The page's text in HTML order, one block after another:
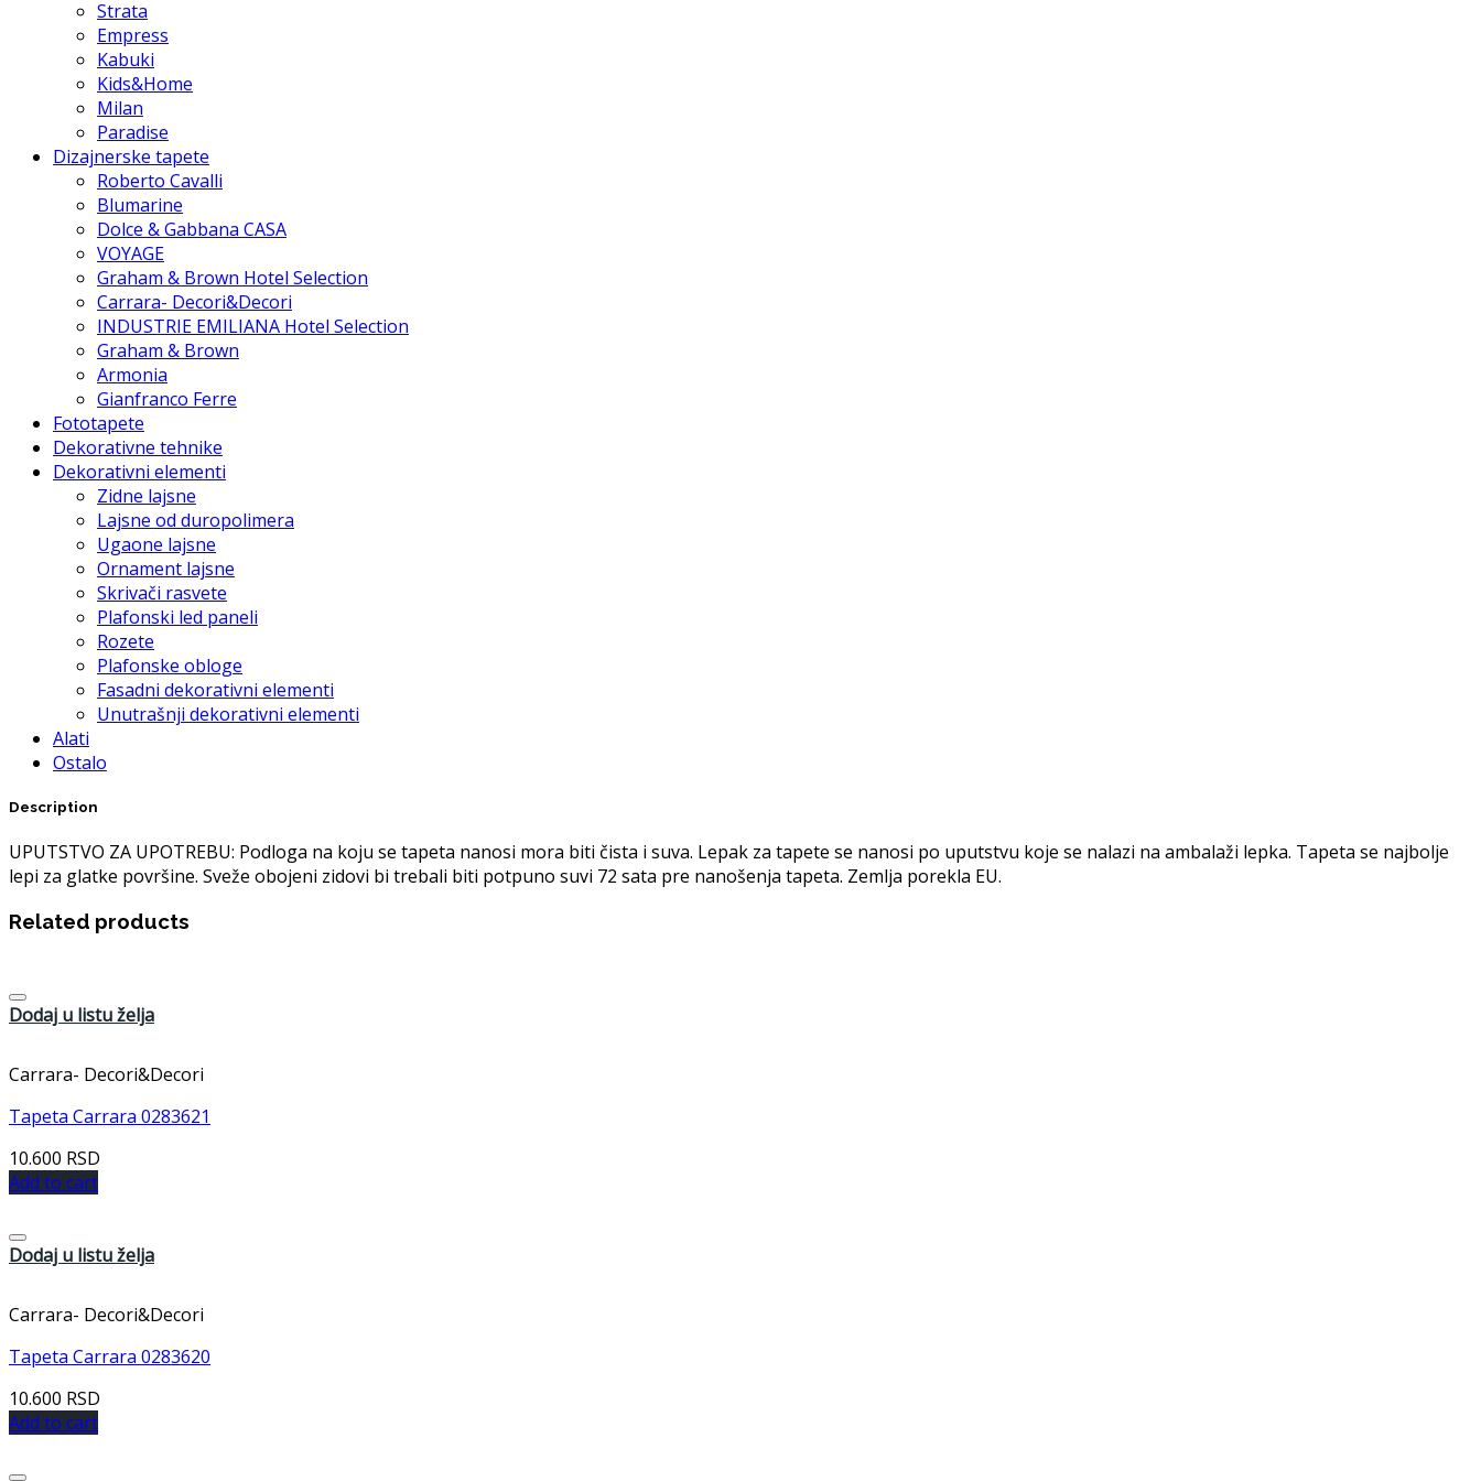
Strata
Empress
Kabuki
Kids&Home
Milan
Paradise
Dizajnerske tapete
Roberto Cavalli
Blumarine
Dolce & Gabbana CASA
VOYAGE
Graham & Brown Hotel Selection
Carrara- Decori&Decori
INDUSTRIE EMILIANA Hotel Selection
Graham & Brown
Armonia
Gianfranco Ferre
Fototapete
Dekorativne tehnike
Dekorativni elementi
Zidne lajsne
Lajsne od duropolimera
Ugaone lajsne
Ornament lajsne
Skrivači rasvete
Plafonski led paneli
Rozete
Plafonske obloge
Fasadni dekorativni elementi
Unutrašnji dekorativni elementi
Alati
Ostalo
Description
UPUTSTVO ZA UPOTREBU: Podloga na koju se tapeta nanosi mora biti čista i suva. Lepak za tapete se nanosi po uputstvu koje se nalazi na ambalaži lepka. Tapeta se najbolje
lepi za glatke površine. Sveže obojeni zidovi bi trebali biti potpuno suvi 72 sata pre nanošenja tapeta. Zemlja porekla EU.
Related products
Dodaj u listu želja
Carrara- Decori&Decori
Tapeta Carrara 0283621
10.600 RSD
Add to cart
Dodaj u listu želja
Carrara- Decori&Decori
Tapeta Carrara 0283620
10.600 RSD
Add to cart